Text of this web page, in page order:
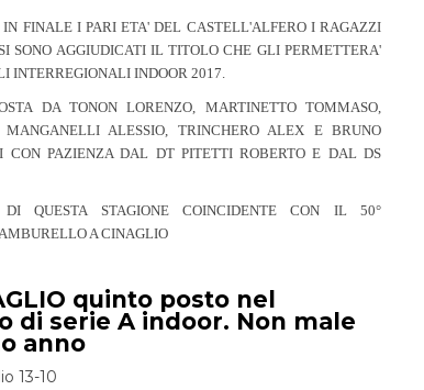
IN FINALE I PARI ETA' DEL CASTELL'ALFERO I RAGAZZI
SONO AGGIUDICATI IL TITOLO CHE GLI PERMETTERA'
INTERREGIONALI INDOOR 2017.
DA TONON LORENZO, MARTINETTO TOMMASO,
MANGANELLI ALESSIO, TRINCHERO ALEX E BRUNO
CON PAZIENZA DAL DT PITETTI ROBERTO E DAL DS
QUESTA STAGIONE COINCIDENTE CON IL 50°
A CINAGLIO
quinto posto nel
di serie A indoor. Non male
anno
13-10